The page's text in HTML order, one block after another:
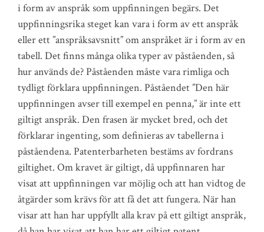
i form av anspråk som uppfinningen begärs. Det
uppfinningsrika steget kan vara i form av ett anspråk
eller ett ”anspråksavsnitt” om anspråket är i form av en
tabell. Det finns många olika typer av påståenden, så
hur används de? Påståenden måste vara rimliga och
tydligt förklara uppfinningen. Påståendet ”Den här
uppfinningen avser till exempel en penna,” är inte ett
giltigt anspråk. Den frasen är mycket bred, och det
förklarar ingenting, som definieras av tabellerna i
påståendena. Patenterbarheten bestäms av fordrans
giltighet. Om kravet är giltigt, då uppfinnaren har
visat att uppfinningen var möjlig och att han vidtog de
åtgärder som krävs för att få det att fungera. När han
visar att han har uppfyllt alla krav på ett giltigt anspråk,